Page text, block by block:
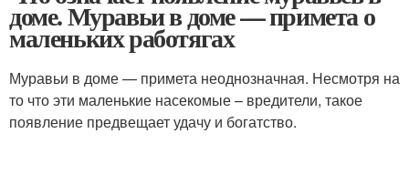
доме. Муравьи в доме — примета о
маленьких работягах
Муравьи в доме — примета неоднозначная. Несмотря на
то что эти маленькие насекомые – вредители, такое
появление предвещает удачу и богатство.